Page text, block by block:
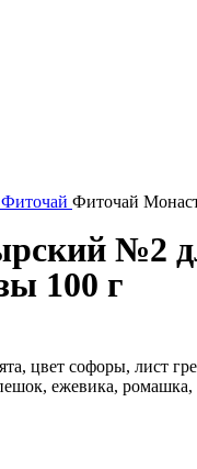
Фиточай Фиточай
№2
100 г
цвет софоры, лист
ежевика, ромашка,